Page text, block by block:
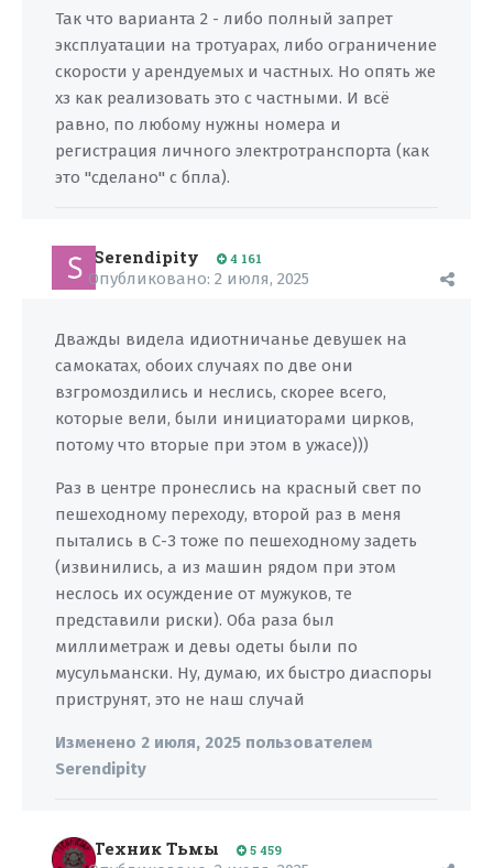
Так что варианта 2 - либо полный запрет
эксплуатации на тротуарах, либо ограничение
скорости у арендуемых и частных. Но опять же
хз как реализовать это с частными. И всё
равно, по любому нужны номера и
регистрация личного электротранспорта (как
это "сделано" с бпла).
Serendipity 4 161
Опубликовано: 2 июля, 2025
Дважды видела идиотничанье девушек на
самокатах, обоих случаях по две они
взгромоздились и неслись, скорее всего,
которые вели, были инициаторами цирков,
потому что вторые при этом в ужасе)))
Раз в центре пронеслись на красный свет по
пешеходному переходу, второй раз в меня
пытались в С-З тоже по пешеходному задеть
(извинились, а из машин рядом при этом
неслось их осуждение от мужуков, те
представили риски). Оба раза был
миллиметраж и девы одеты были по
мусульмански. Ну, думаю, их быстро диаспоры
приструнят, это не наш случай
Изменено 2 июля, 2025 пользователем
Serendipity
Техник Тьмы 5 459